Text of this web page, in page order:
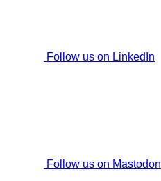
Follow us on LinkedIn
Follow us on Mastodon